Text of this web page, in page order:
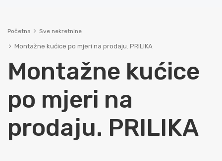
Početna Sve nekretnine
Montažne kućice po mjeri na prodaju. PRILIKA
Montažne kućice
po mjeri na
prodaju. PRILIKA